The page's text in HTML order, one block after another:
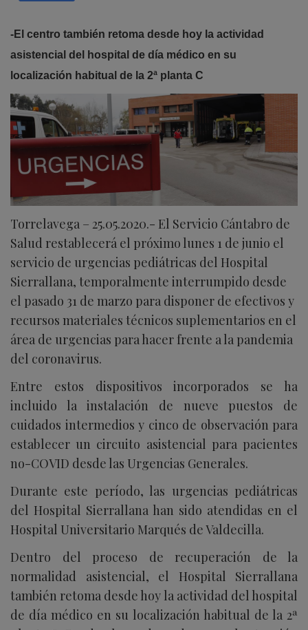
-El centro también retoma desde hoy la actividad
asistencial del hospital de día médico en su
localización habitual de la 2ª planta C
Torrelavega – 25.05.2020.- El Servicio Cántabro de
Salud restablecerá el próximo lunes 1 de junio el
servicio de urgencias pediátricas del Hospital
Sierrallana, temporalmente interrumpido desde
el pasado 31 de marzo para disponer de efectivos y
recursos materiales técnicos suplementarios en el
área de urgencias para hacer frente a la pandemia
del coronavirus.
Entre estos dispositivos incorporados se ha
incluido la instalación de nueve puestos de
cuidados intermedios y cinco de observación para
establecer un circuito asistencial para pacientes
no-COVID desde las Urgencias Generales.
Durante este período, las urgencias pediátricas
del Hospital Sierrallana han sido atendidas en el
Hospital Universitario Marqués de Valdecilla.
Dentro del proceso de recuperación de la
normalidad asistencial, el Hospital Sierrallana
también retoma desde hoy la actividad del hospital
de día médico en su localización habitual de la 2ª